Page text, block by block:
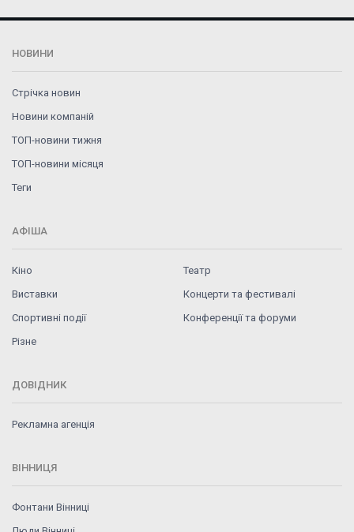
НОВИНИ
Стрічка новин
Новини компаній
ТОП-новини тижня
ТОП-новини місяця
Теги
АФІША
Кіно
Театр
Виставки
Концерти та фестивалі
Спортивні події
Конференції та форуми
Різне
ДОВІДНИК
Рекламна агенція
ВІННИЦЯ
Фонтани Вінниці